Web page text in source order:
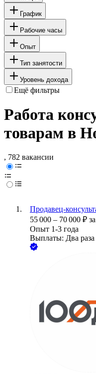
График
Рабочие часы
Опыт
Тип занятости
Уровень дохода
Ещё фильтры
Работа
товарам в
, 782 вакансии
Продавец-
55 000 – 70 000 ₽
Опыт 1-3 года
Выплаты: Два раза